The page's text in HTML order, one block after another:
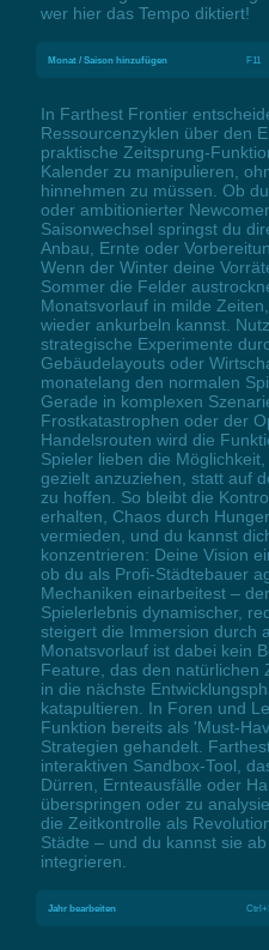
wer hier das Tempo diktiert!
Monat / Saison hinzufügen F11
In Farthest Frontier
Ressourcenzyklen über den
praktische Zeitsprung-
Kalender zu manipulieren,
hinnehmen zu müssen. Ob
oder ambitionierter
Saisonwechsel springst du
Anbau, Ernte oder
Wenn der Winter deine
Sommer die Felder
Monatsvorlauf in milde
wieder ankurbeln kannst.
strategische Experimente
Gebäudelayouts oder
monatelang den normalen
Gerade in komplexen
Frostkatastrophen oder der
Handelsrouten wird die
Spieler lieben die
gezielt anzuziehen, statt auf
zu hoffen. So bleibt die
erhalten, Chaos durch
vermieden, und du kannst
konzentrieren: Deine Vision
ob du als Profi-Städtebauer
Mechaniken einarbeitest –
Spielerlebnis dynamischer,
steigert die Immersion durch
Monatsvorlauf ist dabei kein
Feature, das den natürlichen
in die nächste
katapultieren. In Foren und
Funktion bereits als 'Must-
Strategien gehandelt.
interaktiven Sandbox-Tool,
Dürren, Ernteausfälle oder
überspringen oder zu
die Zeitkontrolle als
Städte – und du kannst sie
integrieren.
Jahr bearbeiten